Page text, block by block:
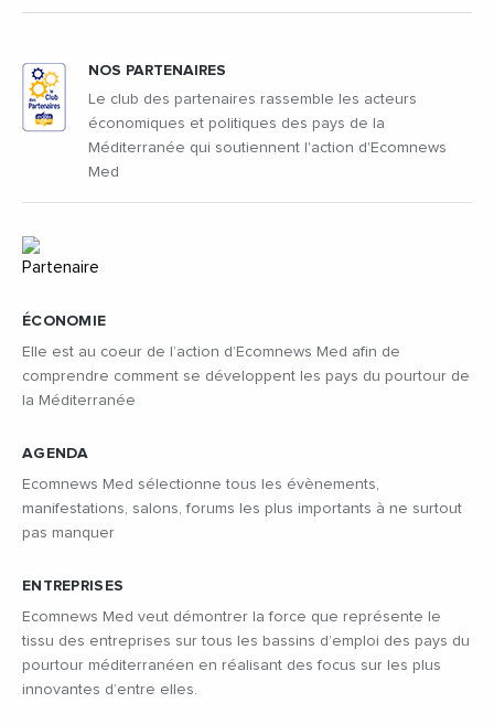
ÉCONOMIE
Elle est au coeur de l’action d’Ecomnews Med afin de
comprendre comment se développent les pays du pourtour de
la Méditerranée
AGENDA
Ecomnews Med sélectionne tous les évènements,
manifestations, salons, forums les plus importants à ne surtout
pas manquer
ENTREPRISES
Ecomnews Med veut démontrer la force que représente le
tissu des entreprises sur tous les bassins d’emploi des pays du
pourtour méditerranéen en réalisant des focus sur les plus
innovantes d’entre elles.
NOS PARTENAIRES
Le club des partenaires rassemble les acteurs
économiques et politiques des pays de la
Méditerranée qui soutiennent l'action d'Ecomnews
Med